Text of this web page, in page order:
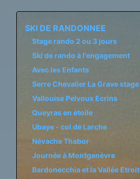
SKI DE RANDONNEE
Stage rando 2 ou 3 jours
Ski de rando à l'engagement
Avec les Enfants
Serre Chevalier La Grave stage
Vallouise Pelvoux Ecrins
Queyras en étoile
Ubaye - col de Larche
Névache Thabor
Journée à Montgenèvre
Bardonecchia et la Vallée